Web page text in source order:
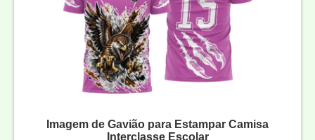
Imagem de Gavião para Estampar Camisa
Interclasse Escolar